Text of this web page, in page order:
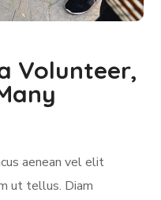
Volunteer,
aenean vel elit
ut tellus. Diam